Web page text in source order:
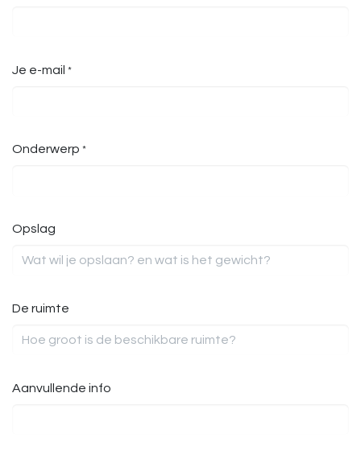
Je e-mail *
Onderwerp *
Opslag
De ruimte
Aanvullende info